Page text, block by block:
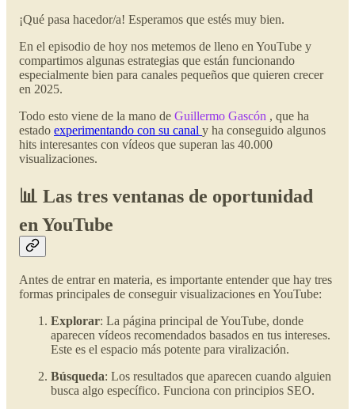
¡Qué pasa hacedor/a! Esperamos que estés muy bien.
En el episodio de hoy nos metemos de lleno en YouTube y
compartimos algunas estrategias que están funcionando
especialmente bien para canales pequeños que quieren crecer
en 2025.
Todo esto viene de la mano de Guillermo Gascón , que ha
estado experimentando con su canal y ha conseguido algunos
hits interesantes con vídeos que superan las 40.000
visualizaciones.
📊 Las tres ventanas de oportunidad
en YouTube
Antes de entrar en materia, es importante entender que hay tres
formas principales de conseguir visualizaciones en YouTube:
Explorar: La página principal de YouTube, donde
aparecen vídeos recomendados basados en tus intereses.
Este es el espacio más potente para viralización.
Búsqueda: Los resultados que aparecen cuando alguien
busca algo específico. Funciona con principios SEO.